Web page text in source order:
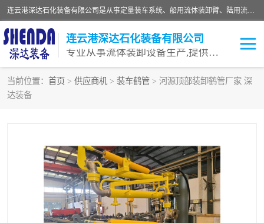
连云港深达石化装备有限公司是从事定量装车系统、船用流体装卸臂、陆用流体装卸臂（鹤管）、活动梯、钢构平台等全系列流体装卸设备的设计、制造、销售以及服务的专业供应商。公司始终以客户为中心，密切跟踪国内外油气储运及装卸设备先进技术的发展，以先进的技术、优质的产品、一流的服务，满足客户需求。
连云港深达石化装备有限公司
专业从事流体装卸设备生产,提供全面解决方案，生产与定制服务
当前位置： 首页 > 供应商机 > 装车鹤管 > 河源顶部装卸鹤管厂家 深
达装备
鹤管
液氨装鹤管 潜油泵鹤管
流体装卸臂 输油臂
撬装鹤管 汽车鹤管